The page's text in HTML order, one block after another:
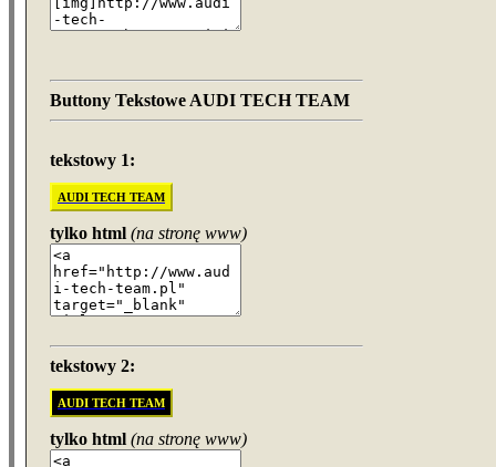
Buttony Tekstowe AUDI TECH TEAM
tekstowy 1:
AUDI TECH TEAM
tylko html (na stronę www)
tekstowy 2:
AUDI TECH TEAM
tylko html (na stronę www)